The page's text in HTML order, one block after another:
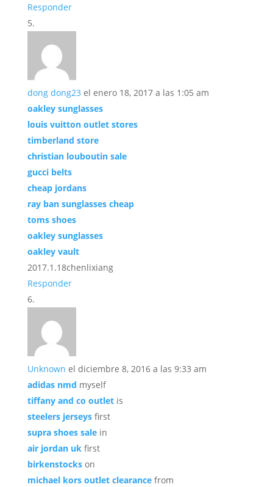
Responder
dong dong23 el enero 18, 2017 a las 1:05 am
oakley sunglasses
louis vuitton outlet stores
timberland store
christian louboutin sale
gucci belts
cheap jordans
ray ban sunglasses cheap
toms shoes
oakley sunglasses
oakley vault
2017.1.18chenlixiang
Responder
Unknown el diciembre 8, 2016 a las 9:33 am
adidas nmd myself
tiffany and co outletis
steelers jerseysfirst
supra shoes salein
air jordan ukfirst
birkenstockson
michael kors outlet clearancefrom